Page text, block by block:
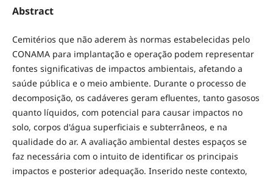
Abstract
Cemitérios que não aderem às normas estabelecidas pelo
CONAMA para implantação e operação podem representar
fontes significativas de impactos ambientais, afetando a
saúde pública e o meio ambiente. Durante o processo de
decomposição, os cadáveres geram efluentes, tanto gasosos
quanto líquidos, com potencial para causar impactos no
solo, corpos d'água superficiais e subterrâneos, e na
qualidade do ar. A avaliação ambiental destes espaços se
faz necessária com o intuito de identificar os principais
impactos e posterior adequação. Inserido neste contexto,